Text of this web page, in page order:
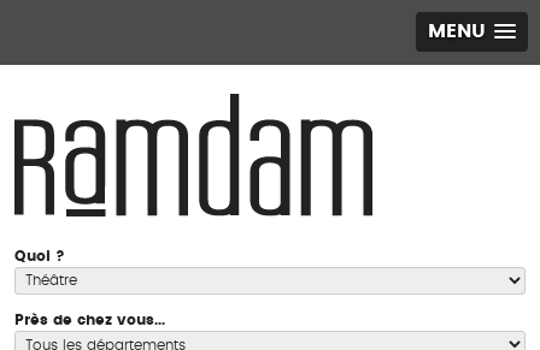
MENU
Quoi ?
Près de chez vous...